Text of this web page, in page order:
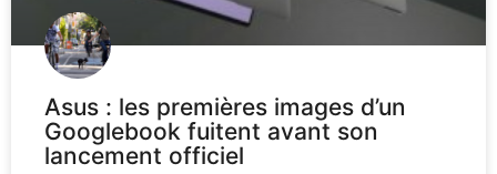
Asus : les premières images d’un
Googlebook fuitent avant son
lancement officiel